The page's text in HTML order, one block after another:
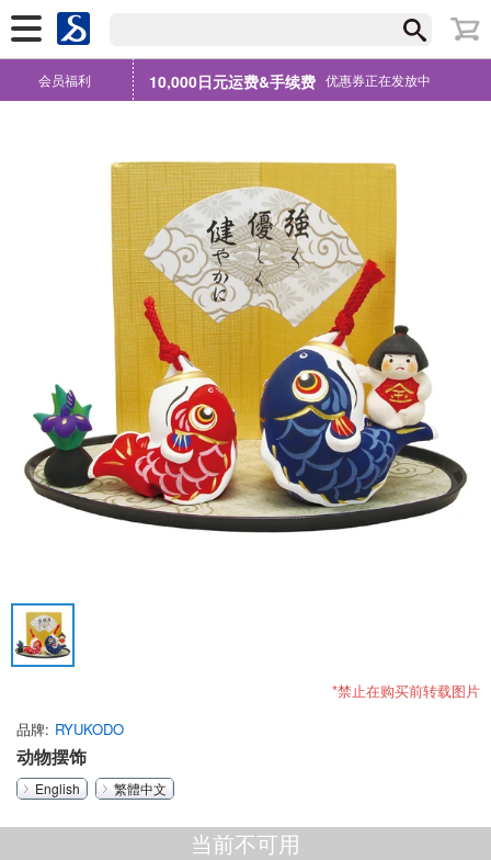
会员福利 10,000日元运费&手续费 优惠券正在发放中
*禁止在购买前转载图片
品牌 RYUKODO
动物摆饰
English 繁體中文
当前不可用